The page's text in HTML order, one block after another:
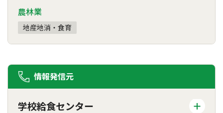
農林業
地産地消・食育
情報発信元
学校給食センター